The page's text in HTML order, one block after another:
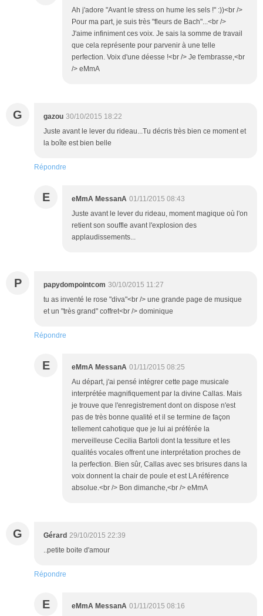
Ah j'adore "Avant le stress on hume les sels !" :))<br />
Pour ma part, je suis très "fleurs de Bach"...<br />
J'aime infiniment ces voix. Je sais la somme de travail
que cela représente pour parvenir à une telle
perfection. Voix d'une déesse !<br /> Je t'embrasse,<br
/> eMmA
G gazou 30/10/2015 18:22
Juste avant le lever du rideau...Tu décris très bien ce moment et
la boîte est bien belle
Répondre
E eMmA MessanA 01/11/2015 08:43
Juste avant le lever du rideau, moment magique où l'on
retient son souffle avant l'explosion des
applaudissements...
P papydompointcom 30/10/2015 11:27
tu as inventé le rose "diva"<br /> une grande page de musique
et un "très grand" coffret<br /> dominique
Répondre
E eMmA MessanA 01/11/2015 08:25
Au départ, j'ai pensé intégrer cette page musicale
interprétée magnifiquement par la divine Callas. Mais
je trouve que l'enregistrement dont on dispose n'est
pas de très bonne qualité et il se termine de façon
tellement cahotique que je lui ai préférée la
merveilleuse Cecilia Bartoli dont la tessiture et les
qualités vocales offrent une interprétation proches de
la perfection. Bien sûr, Callas avec ses brisures dans la
voix donnent la chair de poule et est LA référence
absolue.<br /> Bon dimanche,<br /> eMmA
G Gérard 29/10/2015 22:39
..petite boite d'amour
Répondre
E eMmA MessanA 01/11/2015 08:16